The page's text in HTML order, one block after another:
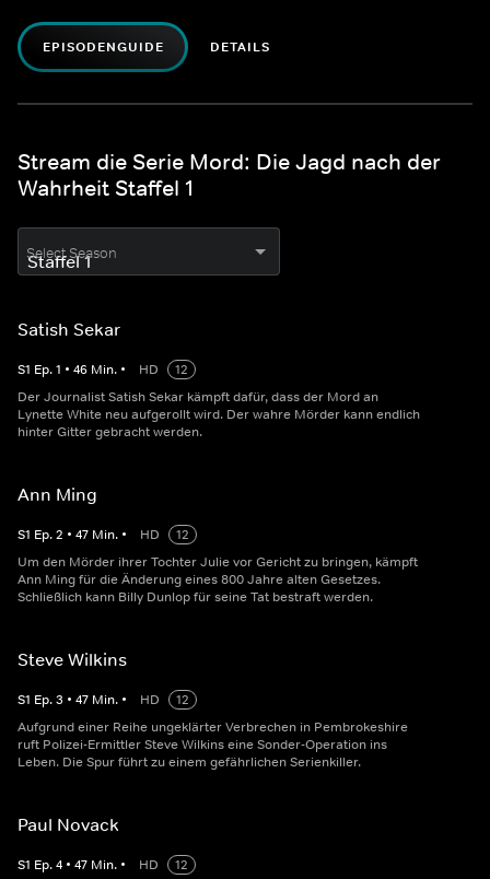
EPISODENGUIDE DETAILS
Stream die Serie Mord: Die Jagd nach der
Wahrheit Staffel 1
Select Season
Satish Sekar
S1 Ep.1 • 46 Min. • HD
12
Der Journalist Satish Sekar kämpft dafür, dass der Mord an
Lynette White neu aufgerollt wird. Der wahre Mörder kann endlich
hinter Gitter gebracht werden.
Ann Ming
S1 Ep.2 • 47 Min. • HD
12
Um den Mörder ihrer Tochter Julie vor Gericht zu bringen, kämpft
Ann Ming für die Änderung eines 800 Jahre alten Gesetzes.
Schließlich kann Billy Dunlop für seine Tat bestraft werden.
Steve Wilkins
S1 Ep.3 • 47 Min. • HD
12
Aufgrund einer Reihe ungeklärter Verbrechen in Pembrokeshire
ruft Polizei-Ermittler Steve Wilkins eine Sonder-Operation ins
Leben. Die Spur führt zu einem gefährlichen Serienkiller.
Paul Novack
S1 Ep.4 • 47 Min. • HD
12